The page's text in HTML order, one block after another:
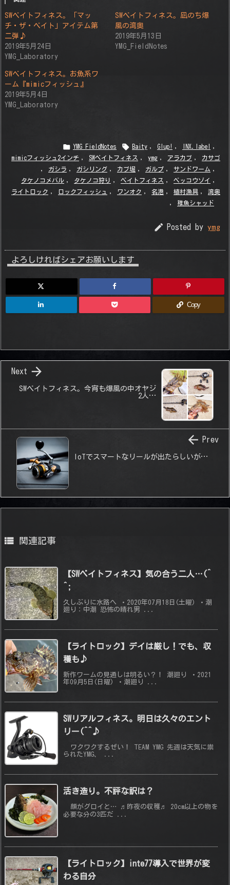
SWベイトフィネス。「マッ
チ・ザ・ベイト」アイテム第
二弾♪
2019年5月24日
YMG_Laboratory
SWベイトフィネス。凪のち爆
風の湾奥
2019年5月13日
YMG_FieldNotes
SWベイトフィネス。お魚系ワ
ーム『mimicフィッシュ』
2019年5月4日
YMG_Laboratory
 YMG_FieldNotes  Baity , Glup! , INX.label
,
mimicフィッシュ2インチ , SWベイトフィネス , ymg , アラカブ ,
カサゴ
,
ガシラ , ガシリング , カブ堀 , ガルプ , サンドワーム ,
タケノコメバル , タケノコ狩り , ベイトフィネス , ベッコウゾイ ,
ライトロック , ロックフィッシュ , ワンオク , 名港 , 植村漁具 ,
湾奥
,
稚魚シャッド
 Posted by ymg
よろしければシェアお願いします
Copy
SWベイトフィネス。今宵も爆風の中オヤジ
2人…

Next
IoTでスマートなリールが出たらしいが…
 Prev
 関連記事
【SWベイトフィネス】気の合う二人…(^
^;
久しぶりに水路へ ・2020年07月18日(土曜) ・潮
廻り：中潮 恐怖の晴れ男 ...
【ライトロック】デイは厳し！でも、収
穫も♪
新作ワームの見通しは明るい？！ 潮廻り ・2021
年09月5日(日曜) ・潮廻り ...
SWリアルフィネス。明日は久々のエント
リー(^^♪
ワクワクするぜい！ TEAM YMG 先週は天気に祟
られたYMG、 ...
活き造り。不評な訳は？
顔がグロイと… ♬昨夜の収穫♬ 20cm以上の物を
必要な分の3匹だ ...
【ライトロック】inte77導入で世界が変
わる自分